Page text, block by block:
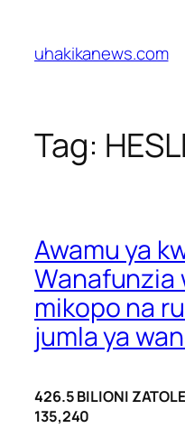
content
uhakikanews.com
Tag:
Awamu ya
Wanafunzia
mikopo na
jumla ya
426.5 BILIONI
135,240